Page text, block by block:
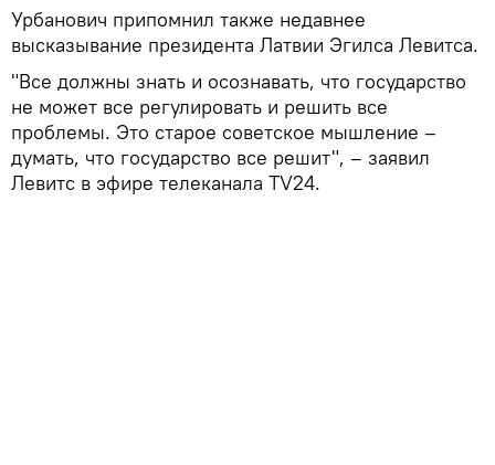
Урбанович припомнил также недавнее
высказывание президента Латвии Эгилса Левитса.
"Все должны знать и осознавать, что государство
не может все регулировать и решить все
проблемы. Это старое советское мышление –
думать, что государство все решит", – заявил
Левитс в эфире телеканала TV24.